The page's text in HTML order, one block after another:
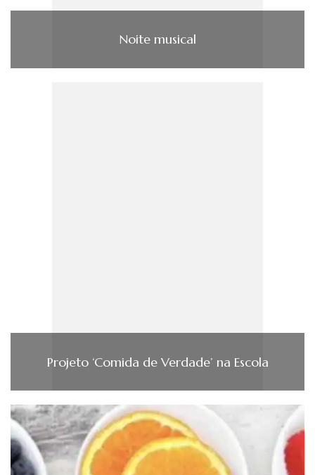
Noite musical
Projeto ‘Comida de Verdade’ na Escola